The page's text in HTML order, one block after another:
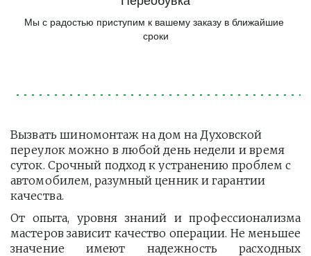
Мы с радостью приступим к вашему заказу в ближайшие
сроки
Вызвать шиномонтаж на дом на Духовской
переулок можно в любой день недели и время
суток. Срочный подход к устранению проблем с
автомобилем, разумный ценник и гарантии
качества.
От опыта, уровня знаний и профессионализма
мастеров зависит качество операции. Не меньшее
значение имеют надежность расходных